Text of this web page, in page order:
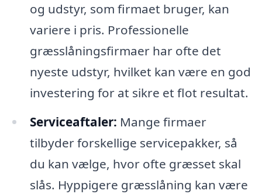
og udstyr, som firmaet bruger, kan
variere i pris. Professionelle
græsslåningsfirmaer har ofte det
nyeste udstyr, hvilket kan være en god
investering for at sikre et flot resultat.
Serviceaftaler: Mange firmaer
tilbyder forskellige servicepakker, så
du kan vælge, hvor ofte græsset skal
slås. Hyppigere græsslåning kan være